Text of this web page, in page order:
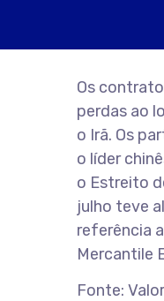
Os
perdas ao
o Irã. Os
o líder
o Estreito
julho teve
referência
Mercantile
Fonte: